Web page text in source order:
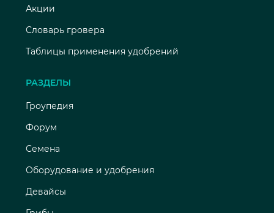
Акции
Словарь гровера
Таблицы применения удобрений
РАЗДЕЛЫ
Гроупедия
Форум
Семена
Оборудование и удобрения
Девайсы